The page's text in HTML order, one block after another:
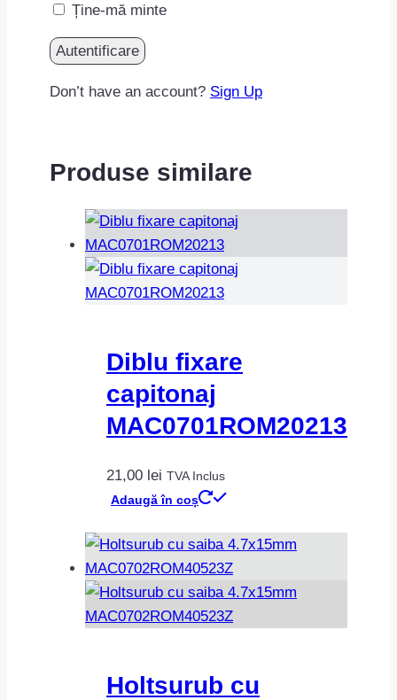
Ține-mă minte
Don’t have an account? Sign Up
Produse similare
Diblu fixare
capitonaj
MAC0701ROM20213
21,00 lei TVA Inclus
Adaugă în coș
Holtsurub cu